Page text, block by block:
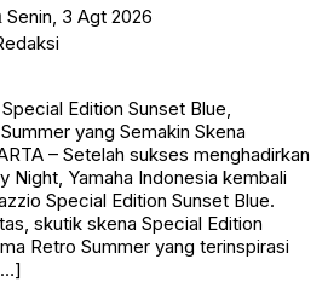
Senin, 3 Agt 2026
Edition Sunset Blue,
yang Semakin Skena
– Setelah sukses menghadirkan
Night, Yamaha Indonesia kembali
Special Edition Sunset Blue.
skutik skena Special Edition
Retro Summer yang terinspirasi